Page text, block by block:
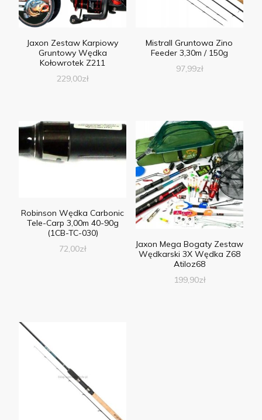
Jaxon Zestaw Karpiowy
Gruntowy Wędka
Kołowrotek Z211
229,00zł
Mistrall Gruntowa Zino
Feeder 3,30m / 150g
97,99zł
Robinson Wędka Carbonic
Tele-Carp 3,00m 40-90g
(1CB-TC-030)
72,00zł
Jaxon Mega Bogaty Zestaw
Wędkarski 3X Wędka Z68
Atiloz68
199,90zł